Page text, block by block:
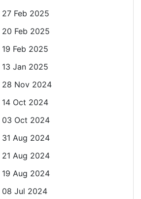
27 Feb 2025
20 Feb 2025
19 Feb 2025
13 Jan 2025
28 Nov 2024
14 Oct 2024
03 Oct 2024
31 Aug 2024
21 Aug 2024
19 Aug 2024
08 Jul 2024